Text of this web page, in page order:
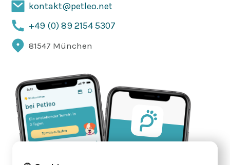
kontakt@petleo.net
+49 (0) 89 2154 5307
81547 München